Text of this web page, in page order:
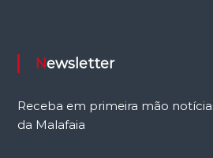
Newsletter
Receba em primeira mão
da Malafaia